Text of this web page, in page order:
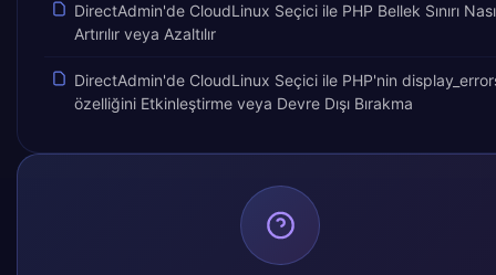
DirectAdmin'de CloudLinux Seçici ile PHP Bellek Sınırı
Artırılır veya Azaltılır
DirectAdmin'de CloudLinux Seçici ile PHP'nin
özelliğini Etkinleştirme veya Devre Dışı Bırakma